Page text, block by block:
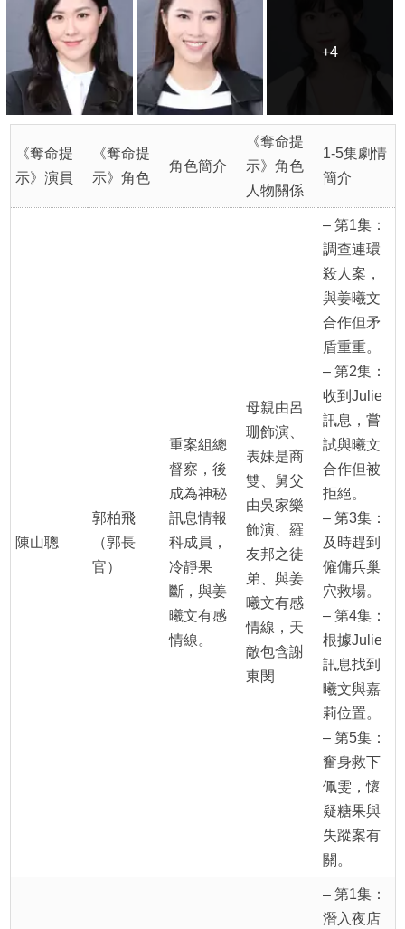
+4
+4
《奪命提
示》演員
《奪命提
示》角色
角色簡介
《奪命提
示》角色
人物關係
1-5集劇情
簡介
陳山聰
郭柏飛
（郭長
官）
重案組總
督察，後
成為神秘
訊息情報
科成員，
冷靜果
斷，與姜
曦文有感
情線。
母親由呂
珊飾演、
表妹是商
雙、舅父
由吳家樂
飾演、羅
友邦之徒
弟、與姜
曦文有感
情線，天
敵包含謝
東閔
– 第1集：
調查連環
殺人案，
與姜曦文
合作但矛
盾重重。
– 第2集：
收到Julie
訊息，嘗
試與曦文
合作但被
拒絕。
– 第3集：
及時趕到
僱傭兵巢
穴救場。
– 第4集：
根據Julie
訊息找到
曦文與嘉
莉位置。
– 第5集：
奮身救下
佩雯，懷
疑糖果與
失蹤案有
關。
– 第1集：
潛入夜店